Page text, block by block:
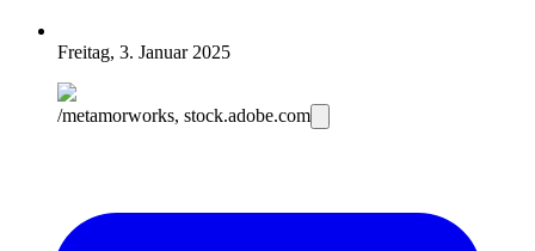
Freitag, 3. Januar 2025
/metamorworks, stock.adobe.com